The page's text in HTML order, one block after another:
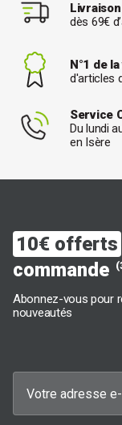
dès 69€
N°1 de
d'articles
Service
Du lundi
en Isère
10€ offerts
commande
Abonnez-vous pour
nouveautés